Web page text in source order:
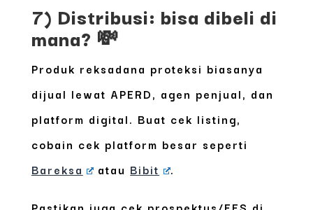
7) Distribusi: bisa dibeli di
mana? 💸
Produk reksadana proteksi biasanya
dijual lewat APERD, agen penjual, dan
platform digital. Buat cek listing,
cobain cek platform besar seperti
Bareksa
atau Bibit .